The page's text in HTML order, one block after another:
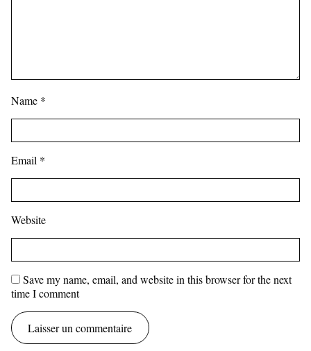
Name *
Email *
Website
Save my name, email, and website in this browser for the next
time I comment